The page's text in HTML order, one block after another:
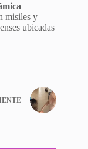
misiles y
ubicadas